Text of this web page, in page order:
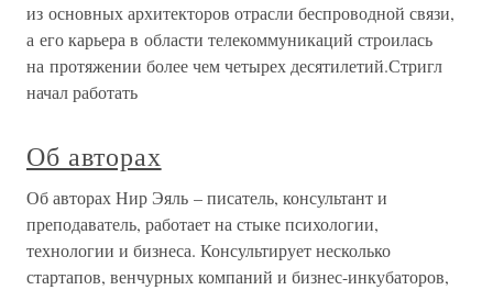
из основных архитекторов отрасли беспроводной связи,
а его карьера в области телекоммуникаций строилась
на протяжении более чем четырех десятилетий.Стригл
начал работать
Об авторах
Об авторах Нир Эяль – писатель, консультант и
преподаватель, работает на стыке психологии,
технологии и бизнеса. Консультирует несколько
стартапов, венчурных компаний и бизнес-инкубаторов,